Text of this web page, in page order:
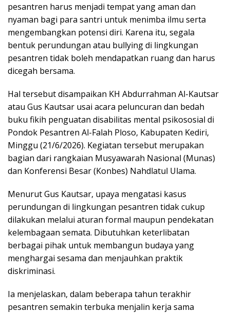
pesantren harus menjadi tempat yang aman dan
nyaman bagi para santri untuk menimba ilmu serta
mengembangkan potensi diri. Karena itu, segala
bentuk perundungan atau bullying di lingkungan
pesantren tidak boleh mendapatkan ruang dan harus
dicegah bersama.
Hal tersebut disampaikan KH Abdurrahman Al-Kautsar
atau Gus Kautsar usai acara peluncuran dan bedah
buku fikih penguatan disabilitas mental psikososial di
Pondok Pesantren Al-Falah Ploso, Kabupaten Kediri,
Minggu (21/6/2026). Kegiatan tersebut merupakan
bagian dari rangkaian Musyawarah Nasional (Munas)
dan Konferensi Besar (Konbes) Nahdlatul Ulama.
Menurut Gus Kautsar, upaya mengatasi kasus
perundungan di lingkungan pesantren tidak cukup
dilakukan melalui aturan formal maupun pendekatan
kelembagaan semata. Dibutuhkan keterlibatan
berbagai pihak untuk membangun budaya yang
menghargai sesama dan menjauhkan praktik
diskriminasi.
Ia menjelaskan, dalam beberapa tahun terakhir
pesantren semakin terbuka menjalin kerja sama